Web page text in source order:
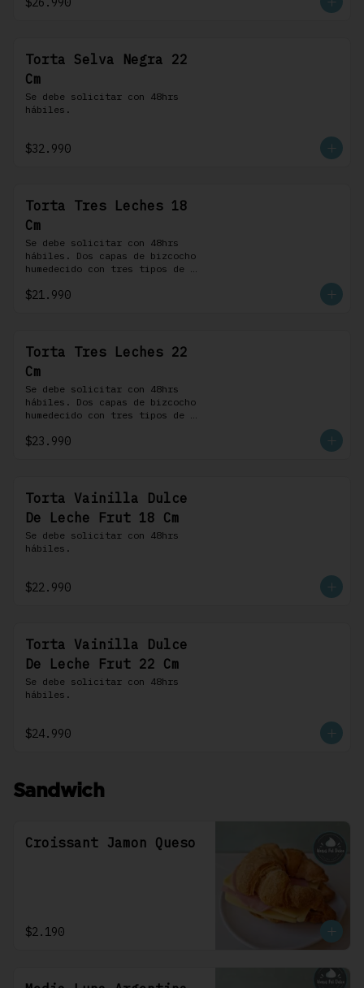
Torta Selva Negra 22
Cm
Se debe solicitar con 48hrs
hábiles.
$32.990
Torta Tres Leches 18
Cm
Se debe solicitar con 48hrs
hábiles. Dos capas de bizcocho
humedecido con tres tipos de
pastelera, cubierta con
$21.990
Torta Tres Leches 22
Cm
Se debe solicitar con 48hrs
hábiles. Dos capas de bizcocho
humedecido con tres tipos de
pastelera, cubierta con
$23.990
Torta Vainilla Dulce
De Leche Frut 18 Cm
Se debe solicitar con 48hrs
hábiles.
$22.990
Torta Vainilla Dulce
De Leche Frut 22 Cm
Se debe solicitar con 48hrs
hábiles.
$24.990
Sandwich
Croissant Jamon Queso
$2.190